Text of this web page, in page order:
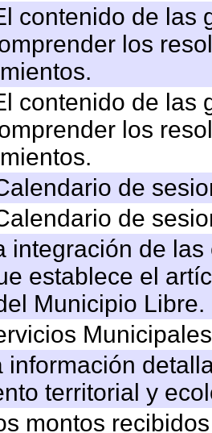
contenido de las
los
contenido de las
los
de
de
integración de
establece el
Municipio Libre.
información
territorial y
montos